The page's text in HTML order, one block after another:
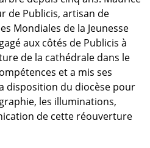
de Publicis, artisan de
Mondiales de la Jeunesse
aux côtés de Publicis à
de la cathédrale dans le
et a mis ses
disposition du diocèse pour
les illuminations,
de cette réouverture